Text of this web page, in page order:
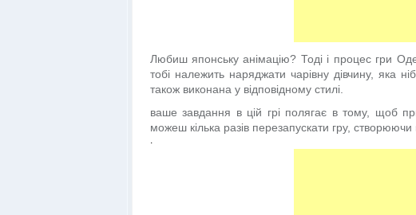
Любиш японську анімацію? Тоді і процес гри
тобі належить наряджати чарівну дівчину, яка
також виконана у відповідному стилі.
ваше завдання в цій грі полягає в тому, щоб
можеш кілька разів перезапускати гру, створюючи
.